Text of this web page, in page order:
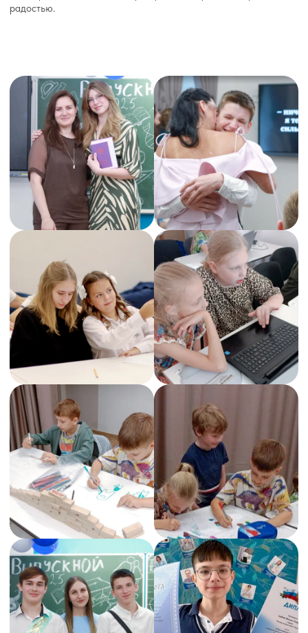
Готовим к ЕГЭ и олимпиадам
Академические
программы
Иностранные языки Репетиторство по предметам
Подготовка к олимпиадам Подготовка к ОГЭ/ЕГЭ
Вводим в обучение
Для дошкольников
и начальной школы
Каллиграфия Логопед Подготовка к школе Продлёнка Скорочтение
Ментальная арифметика
{ Отзывы }
ЧТО ГОВОРЯТ РОДИТЕЛИ
НАШИХ УЧЕНИКОВ